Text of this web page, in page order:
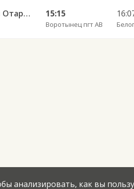
Воротынец — Белогорка ч/з Отары 101 15:15
Воротынец пгт АВ
анализировать, как вы